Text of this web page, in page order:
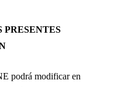
PRESENTES
podrá modificar en